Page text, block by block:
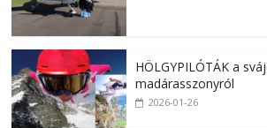
HÖLGYPILÓTÁK a
madárasszonyról
2026-01-26